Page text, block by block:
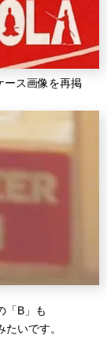
ース画像を再掲
「B」も
いです。